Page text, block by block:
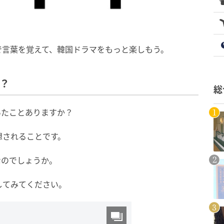
葉を覚えて、韓国ドラマをもっと楽しもう。
ことありますか？
れることです。
でしょうか。
みてください。